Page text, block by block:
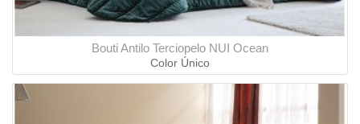
Bouti Antilo Terciopelo NUI Ocean
Color Único